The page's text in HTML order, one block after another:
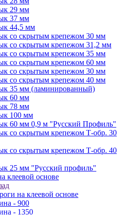
29 мм
37 мм
44,5 мм
со скрытым крепежом 30 мм
со скрытым крепежом 31,2 мм
со скрытым крепежом 35 мм
со скрытым крепежом 60 мм
со скрытым крепежом 30 мм
со скрытым крепежом 40 мм
35 мм (ламинированный)
60 мм
78 мм
100 мм
60 мм 0,9 м "Русский Профиль"
со скрытым крепежом Т-обр. 30
со скрытым крепежом Т-обр. 40
25 мм "Русский профиль"
клеевой основе
на клеевой основе
- 900
- 1350